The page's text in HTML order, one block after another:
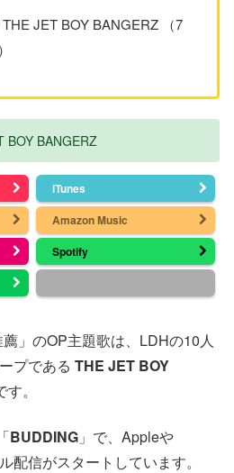
JET BOY BANGERZ （7
BOY BANGERZ
iTunes
Amazon Music
Spotify
」のOP主題歌は、LDHの10人
プである THE JET BOY
。
BUDDING 」で、Appleや
配信がスタートしています。